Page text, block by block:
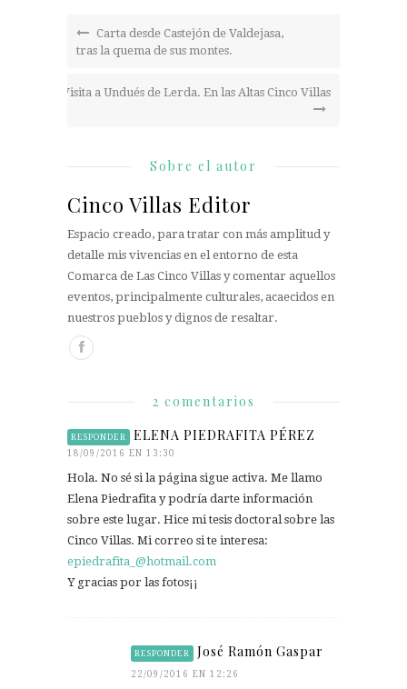
Carta desde Castejón de Valdejasa,
tras la quema de sus montes.
Visita a Undués de Lerda. En las Altas Cinco Villas
Sobre el autor
Cinco Villas Editor
Espacio creado, para tratar con más amplitud y
detalle mis vivencias en el entorno de esta
Comarca de Las Cinco Villas y comentar aquellos
eventos, principalmente culturales, acaecidos en
nuestros pueblos y dignos de resaltar.
2 comentarios
RESPONDER ELENA PIEDRAFITA PÉREZ
18/09/2016 EN 13:30
Hola. No sé si la página sigue activa. Me llamo
Elena Piedrafita y podría darte información
sobre este lugar. Hice mi tesis doctoral sobre las
Cinco Villas. Mi correo si te interesa:
epiedrafita_@hotmail.com
Y gracias por las fotos¡¡
RESPONDER José Ramón Gaspar
22/09/2016 EN 12:26